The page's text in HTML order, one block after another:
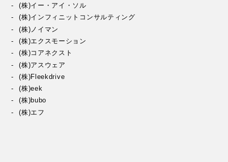
(株)イー・アイ・ソル
(株)インフィニットコンサルティング
(株)ノイマン
(株)エクスモーション
(株)コアネクスト
(株)アスウェア
(株)Fleekdrive
(株)eek
(株)bubo
(株)エフ